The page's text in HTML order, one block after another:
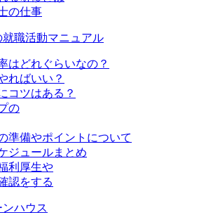
の仕事
就職活動マニュアル
はどれぐらいなの？
ればいい？
コツはある？
の
準備やポイントについて
ジュールまとめ
利厚生や
認をする
ハウス